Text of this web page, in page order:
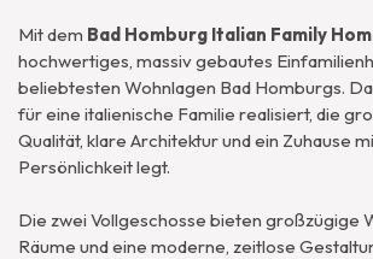
Mit dem Bad Homburg Italian Family
hochwertiges, massiv gebautes
beliebtesten Wohnlagen Bad Homburgs.
für eine italienische Familie realisiert, die
Qualität, klare Architektur und ein Zuhause
Persönlichkeit legt.
Die zwei Vollgeschosse bieten großzügige
Räume und eine moderne, zeitlose